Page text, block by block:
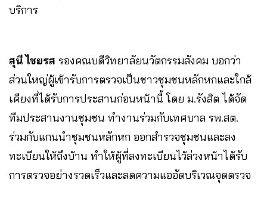
บริการ
สุนี ไชยรส รองคณบดีวิทยาลัยนวัตกรรมสังคม บอกว่า
ส่วนใหญ่ผู้เข้ารับการตรวจเป็นชาวชุมชนหลักหกและใกล้
เคียงที่ได้รับการประสานก่อนหน้านี้ โดย ม.รังสิต ได้จัด
ทีมประสานงานชุมชน ทำงานร่วมกับเทศบาล รพ.สต.
ร่วมกับแกนนำชุมชนหลักหก ออกสำรวจชุมชนและลง
ทะเบียนให้ถึงบ้าน ทำให้ผู้ที่ลงทะเบียนไว้ล่วงหน้าได้รับ
การตรวจอย่างรวดเร็วและลดความแออัดบริเวณจุดตรวจ